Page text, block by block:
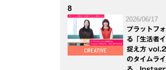
8
2026/06/17
プラットフ
る「生活者
捉え方 vol.2
のタイムラ